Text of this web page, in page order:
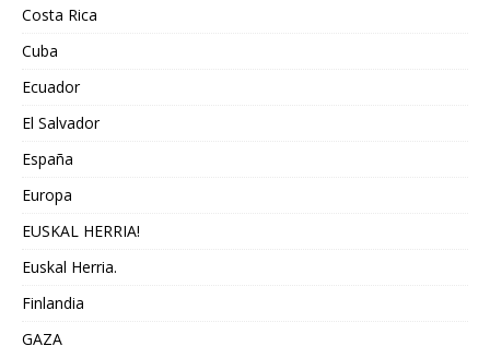
Costa Rica
Cuba
Ecuador
El Salvador
España
Europa
EUSKAL HERRIA!
Euskal Herria.
Finlandia
GAZA